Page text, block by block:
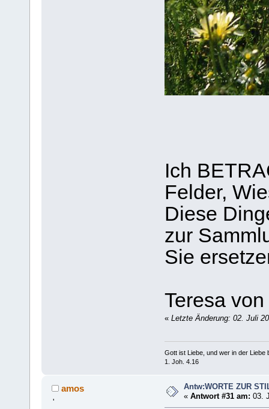
Ich
Felder,
Diese
zur
Sie
Teresa
« Letzte Änderung: 02. Juli
Gott ist Liebe, und wer in der Liebe
1. Joh. 4.16
amos
'
Antw:WORTE ZUR
«Antwort #31 am: 03.